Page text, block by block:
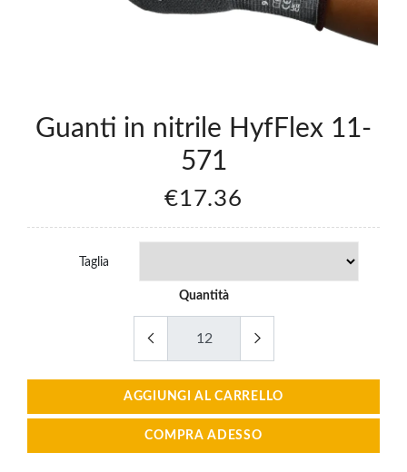
Guanti in nitrile HyfFlex 11-
571
€17.36
Taglia
Quantità
AGGIUNGI AL CARRELLO
COMPRA ADESSO